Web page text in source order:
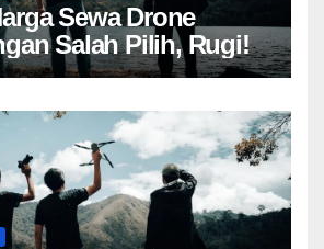
Sewa Drone
Salah Pilih, Rugi!